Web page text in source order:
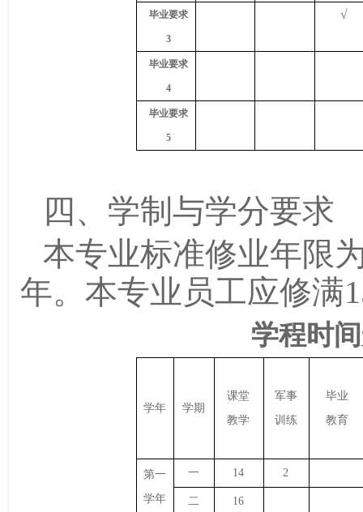
毕业要求
3
√
毕业要求
4
毕业要求
5
四、学制与学分要求
本专业标准修业年限
年。本专业员工应修满
学程时
学年 学期
课堂
教学
军事
训练
毕业
教育
第一
学年
一 14 2
二 16